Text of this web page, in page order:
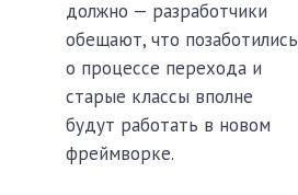
должно — разработчики
обещают, что позаботились
о процессе перехода и
старые классы вполне
будут работать в новом
фреймворке.